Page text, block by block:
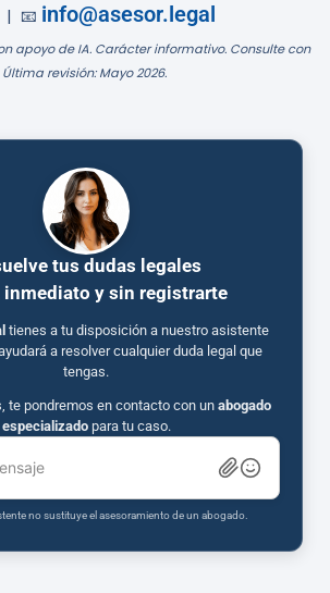
| 📧 info@asesor.legal
apoyo de IA. Carácter informativo. Consulte con
revisión: Mayo 2026.
tus dudas legales
inmediato y sin registrarte
tienes a tu disposición a nuestro asistente
a resolver cualquier duda legal que
tengas.
te pondremos en contacto con un abogado
especializadopara tu caso.
no sustituye el asesoramiento de un abogado.